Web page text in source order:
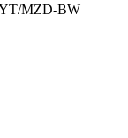
MZD-BW